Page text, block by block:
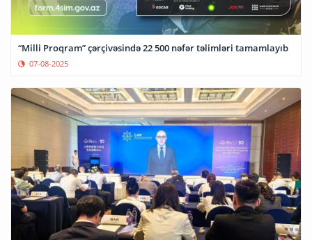
“Milli Proqram” çərçivəsində 22 500 nəfər təlimləri tamamlayıb
07-08-2025